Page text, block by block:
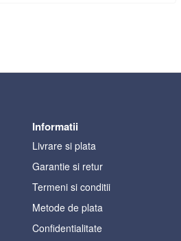
Informatii
Livrare si plata
Garantie si retur
Termeni si conditii
Metode de plata
Confidentialitate